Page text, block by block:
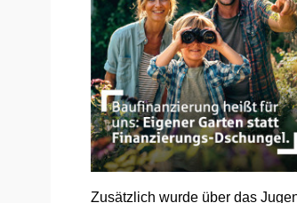
Zusätzlich wurde über das